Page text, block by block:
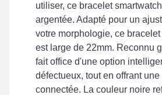
utiliser, ce bracelet
argentée. Adapté pour un
votre morphologie, ce
est large de 22mm. Reconnu
fait office d'une option
défectueux, tout en offrant
connectée. La couleur noire